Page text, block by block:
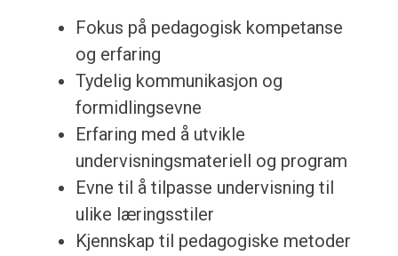
Fokus på pedagogisk kompetanse
og erfaring
Tydelig kommunikasjon og
formidlingsevne
Erfaring med å utvikle
undervisningsmateriell og program
Evne til å tilpasse undervisning til
ulike læringsstiler
Kjennskap til pedagogiske metoder